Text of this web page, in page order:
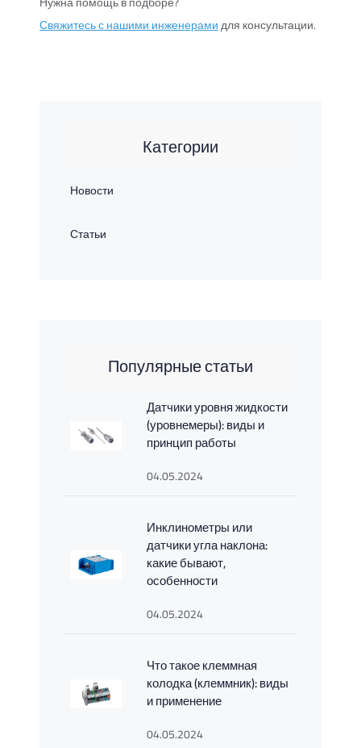
Свяжитесь с нашими инженерамидля консультации.
Категории
Новости
Статьи
Популярные статьи
Датчики уровня жидкости
(уровнемеры): виды и
принцип работы
04.05.2024
Инклинометры или
датчики угла наклона:
какие бывают,
особенности
04.05.2024
Что такое клеммная
колодка (клеммник): виды
и применение
04.05.2024